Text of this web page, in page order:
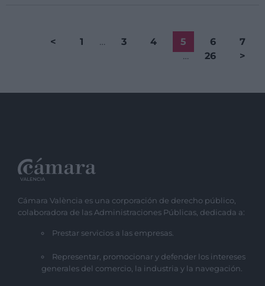
< 1 … 3 4 5 6
7
…
26 >
Cámara València es una corporación de derecho público,
colaboradora de las Administraciones Públicas, dedicada a:
Prestar servicios a las empresas.
Representar, promocionar y defender los intereses
generales del comercio, la industria y la navegación.